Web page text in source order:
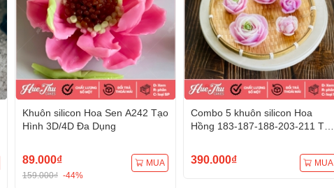
Khuôn silicon Hoa Sen A242 Tạo
Hình 3D/4D Đa Dụng
89.000₫
159.000₫ -44%
MUA
Combo 5 khuôn silicon Hoa
Hồng 183-187-188-203-211 Tạo
390.000₫ MUA